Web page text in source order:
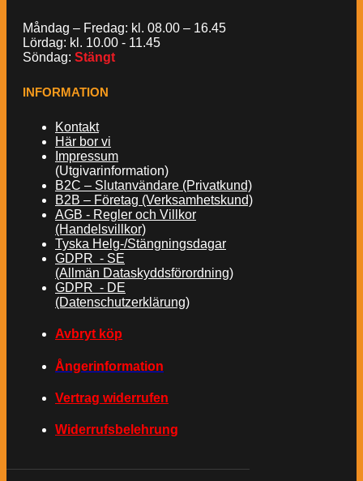
Måndag – Fredag: kl. 08.00 – 16.45
Lördag: kl. 10.00 - 11.45
Söndag: Stängt
INFORMATION
Kontakt
Här bor vi
Impressum
(Utgivarinformation)
B2C – Slutanvändare (Privatkund)
B2B – Företag (Verksamhetskund)
AGB - Regler och Villkor
(Handelsvillkor)
Tyska Helg-/Stängningsdagar
GDPR - SE
(Allmän Dataskyddsförordning)
GDPR - DE
(Datenschutzerklärung)
Avbryt köp
Ångerinformation
Vertrag widerrufen
Widerrufsbelehrung